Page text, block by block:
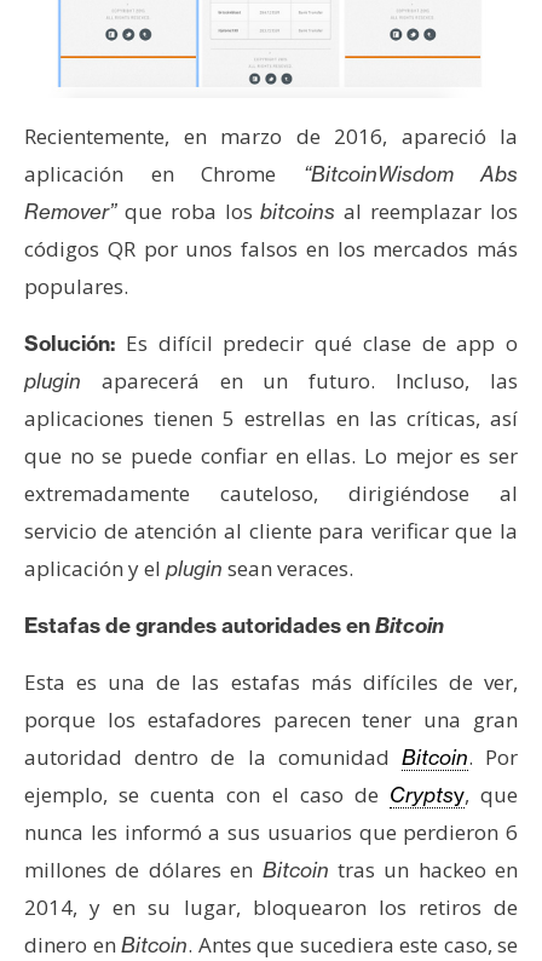
Recientemente, en marzo de 2016, apareció la
aplicación en Chrome
“BitcoinWisdom Abs
Remover”que roba losbitcoins al reemplazar los
códigos QR por unos falsos en los mercados más
populares.
Solución: Es difícil predecir qué clase de app o
plugin aparecerá en un futuro. Incluso, las
aplicaciones tienen 5 estrellas en las críticas, así
que no se puede confiar en ellas. Lo mejor es ser
extremadamente cauteloso, dirigiéndose al
servicio de atención al cliente para verificar que la
aplicación y el plugin sean veraces.
Estafas de grandes autoridades enBitcoin
Esta es una de las estafas más difíciles de ver,
porque los estafadores parecen tener una gran
autoridad dentro de la comunidad Bitcoin. Por
ejemplo, se cuenta con el caso de Cryptsy, que
nunca les informó a sus usuarios que perdieron 6
millones de dólares en Bitcoin tras un hackeo en
2014, y en su lugar, bloquearon los retiros de
dinero en Bitcoin. Antes que sucediera este caso, se